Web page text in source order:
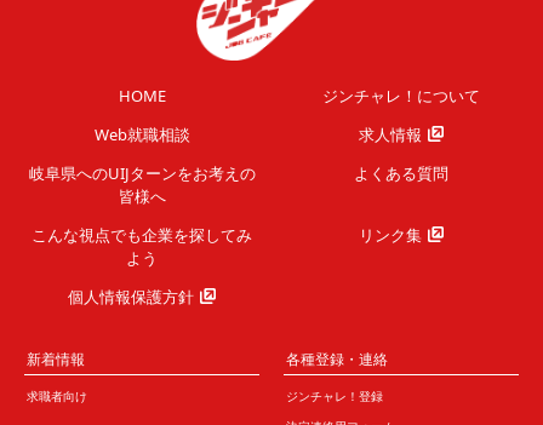
HOME
ジンチャレ！について
Web就職相談
求人情報
岐阜県へのUIJターンをお考えの
皆様へ
よくある質問
こんな視点でも企業を探してみ
よう
リンク集
個人情報保護方針
新着情報
求職者向け
各種登録・連絡
ジンチャレ！登録